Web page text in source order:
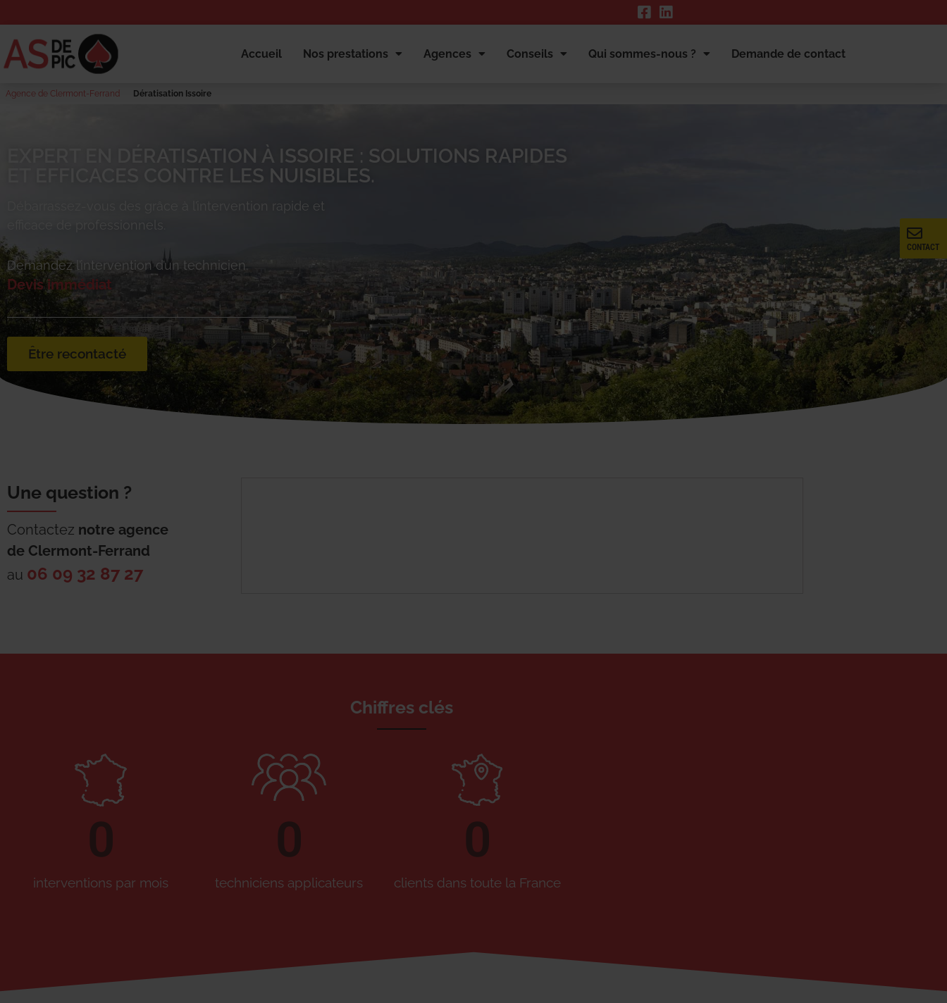
Accueil Nos prestations Agences Conseils Qui sommes-nous ? Demande de contact
Agence de Clermont-Ferrand Dératisation Issoire
CONTACT
EXPERT EN DÉRATISATION À ISSOIRE : SOLUTIONS RAPIDES
ET EFFICACES CONTRE LES NUISIBLES.
grâce à l’intervention rapide et
efficace de professionnels.
Demandez l’intervention d’un technicien.
Devis immédiat
Être recontacté
Une question ?
Contactez notre agence
de Clermont-Ferrand
au 06 09 32 87 27
Chiffres clés
interventions par mois
0
techniciens applicateurs
0
clients dans toute la France
0